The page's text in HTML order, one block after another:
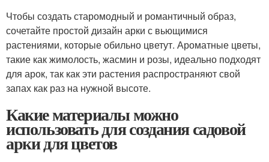
Чтобы создать старомодный и романтичный образ,
сочетайте простой дизайн арки с вьющимися
растениями, которые обильно цветут. Ароматные цветы,
такие как жимолость, жасмин и розы, идеально подходят
для арок, так как эти растения распространяют свой
запах как раз на нужной высоте.
Какие материалы можно
использовать для создания садовой
арки для цветов